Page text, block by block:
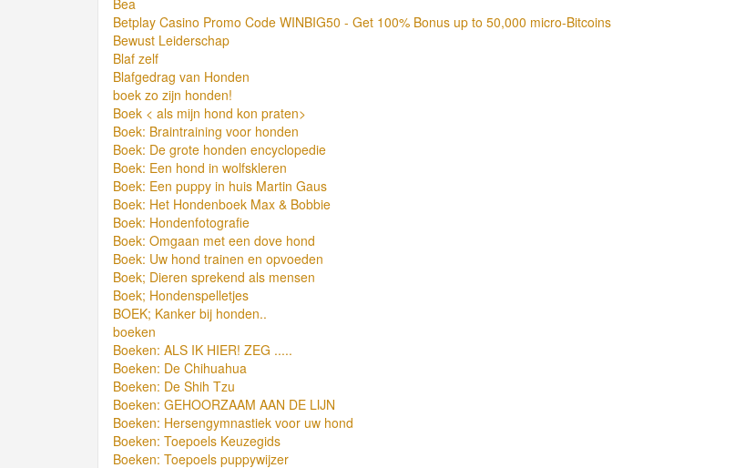
Betplay Casino Promo Code WINBIG50 - Get 100% Bonus up to 50,000 micro-Bitcoins
Bewust Leiderschap
Blaf zelf
Blafgedrag van Honden
boek zo zijn honden!
Boek < als mijn hond kon praten>
Boek: Braintraining voor honden
Boek: De grote honden encyclopedie
Boek: Een hond in wolfskleren
Boek: Een puppy in huis Martin Gaus
Boek: Het Hondenboek Max & Bobbie
Boek: Hondenfotografie
Boek: Omgaan met een dove hond
Boek: Uw hond trainen en opvoeden
Boek; Dieren sprekend als mensen
Boek; Hondenspelletjes
BOEK; Kanker bij honden..
boeken
Boeken: ALS IK HIER! ZEG .....
Boeken: De Chihuahua
Boeken: De Shih Tzu
Boeken: GEHOORZAAM AAN DE LIJN
Boeken: Hersengymnastiek voor uw hond
Boeken: Toepoels Keuzegids
Boeken: Toepoels puppywijzer